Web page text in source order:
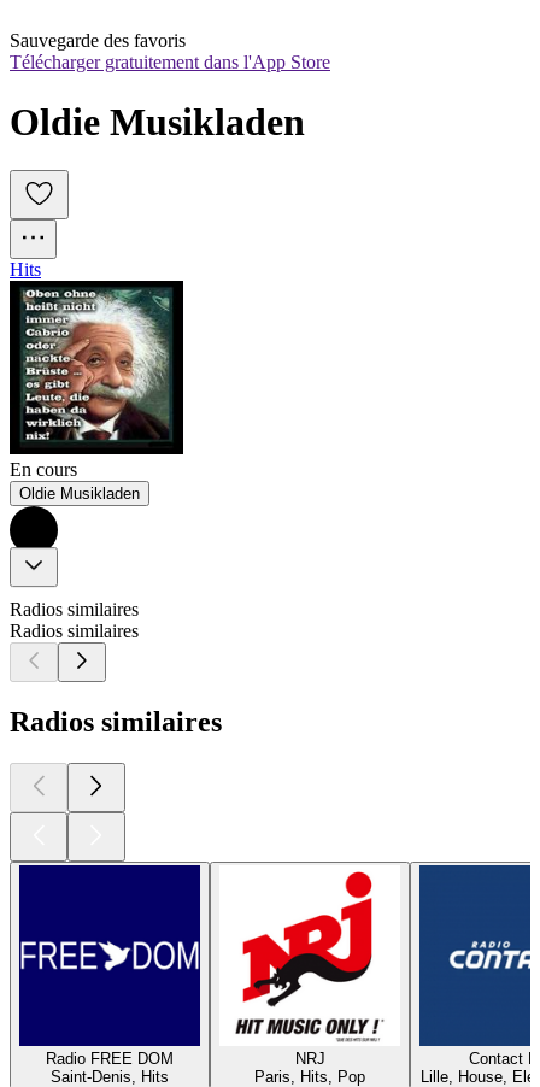
Sauvegarde des favoris
Télécharger gratuitement dans l'App Store
Oldie Musikladen
Hits
En cours
Oldie Musikladen
Radios similaires
Radios similaires
Radios similaires
Radio FREE DOM
Saint-Denis, Hits
NRJ
Paris, Hits, Pop
Contact
Lille, House,